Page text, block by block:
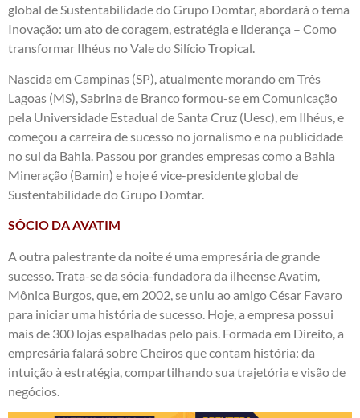
global de Sustentabilidade do Grupo Domtar, abordará o tema
Inovação: um ato de coragem, estratégia e liderança – Como
transformar Ilhéus no Vale do Silício Tropical.
Nascida em Campinas (SP), atualmente morando em Três
Lagoas (MS), Sabrina de Branco formou-se em Comunicação
pela Universidade Estadual de Santa Cruz (Uesc), em Ilhéus, e
começou a carreira de sucesso no jornalismo e na publicidade
no sul da Bahia. Passou por grandes empresas como a Bahia
Mineração (Bamin) e hoje é vice-presidente global de
Sustentabilidade do Grupo Domtar.
SÓCIO DA AVATIM
A outra palestrante da noite é uma empresária de grande
sucesso. Trata-se da sócia-fundadora da ilheense Avatim,
Mônica Burgos, que, em 2002, se uniu ao amigo César Favaro
para iniciar uma história de sucesso. Hoje, a empresa possui
mais de 300 lojas espalhadas pelo país. Formada em Direito, a
empresária falará sobre Cheiros que contam história: da
intuição à estratégia, compartilhando sua trajetória e visão de
negócios.